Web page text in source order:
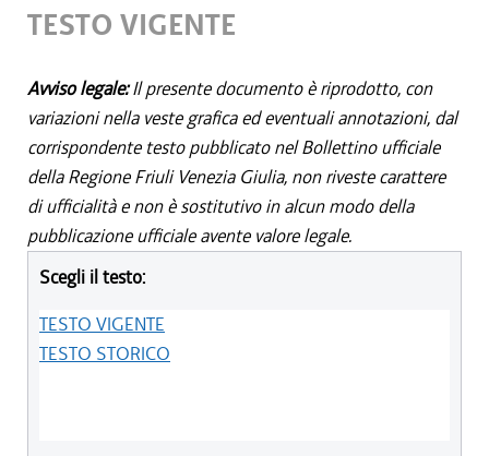
TESTO VIGENTE
Avviso legale:Il presente documento è riprodotto, con
variazioni nella veste grafica ed eventuali annotazioni, dal
corrispondente testo pubblicato nel Bollettino ufficiale
della Regione Friuli Venezia Giulia, non riveste carattere
di ufficialità e non è sostitutivo in alcun modo della
pubblicazione ufficiale avente valore legale.
Scegli il testo:
TESTO VIGENTE
TESTO STORICO